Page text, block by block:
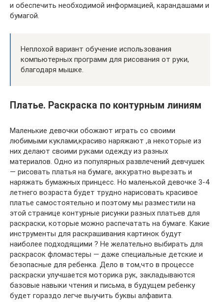
и обеспечить необходимой информацией, карандашами и
бумагой.
Неплохой вариант обучение использования
компьютерных программ для рисования от руки,
благодаря мышке.
Платье. Раскраска по контурным линиям
Маленькие девочки обожают играть со своими
любимыми куклами,красиво наряжают ,а некоторые из
них делают своими руками одежду из разных
материалов. Одно из популярных развлечений девчушек
— рисовать платья на бумаге, аккуратно вырезать и
наряжать бумажных принцесс. Но маленькой девочке 3-4
летнего возраста будет трудно нарисовать красивое
платье самостоятельно и поэтому мы разместили на
этой странице контурные рисунки разных платьев для
раскраски, которые можно распечатать на бумаге. Какие
инструменты для раскрашивания картинок будут
наиболее подходящими ? Не желательно выбирать для
раскрасок фломастеры — даже специальные детские и
безопасные для ребенка. Дело в том,что в процессе
раскраски улучшается моторика рук, закладываются
базовые навыки чтения и письма, в будущем ребенку
будет гораздо легче выучить буквы алфавита.